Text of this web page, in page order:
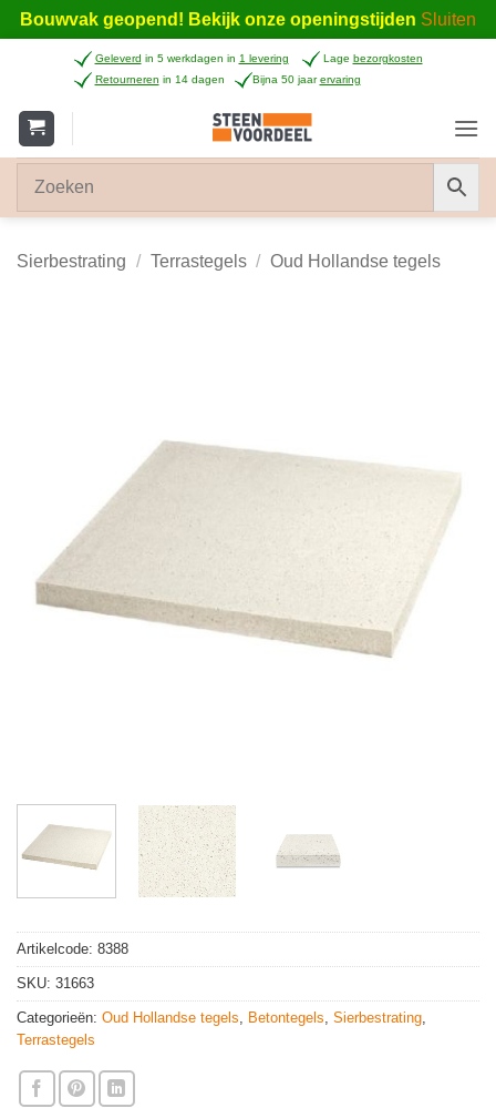
Bouwvak geopend! Bekijk onze openingstijden Sluiten
inhoud
Geleverd in 5 werkdagen in 1 levering Lage bezorgkosten
Retourneren in 14 dagen Bijna 50 jaarervaring
Sierbestrating / Terrastegels / Oud Hollandse tegels
Artikelcode: 8388
SKU: 31663
Categorieën: Oud Hollandse tegels Betontegels Sierbestrating
Terrastegels